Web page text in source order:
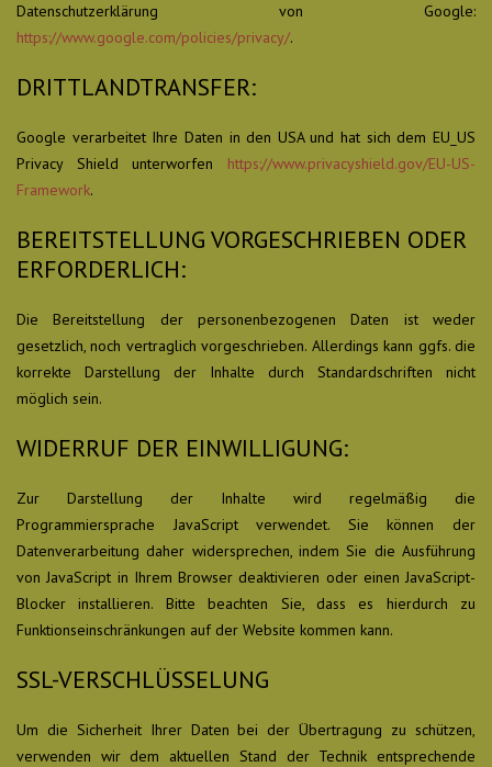
Datenschutzerklärung von Google:
https://www.google.com/policies/privacy/.
DRITTLANDTRANSFER:
Google verarbeitet Ihre Daten in den USA und hat sich dem EU_US
Privacy Shield unterworfen https://www.privacyshield.gov/EU-US-
Framework.
BEREITSTELLUNG VORGESCHRIEBEN ODER
ERFORDERLICH:
Die Bereitstellung der personenbezogenen Daten ist weder
gesetzlich, noch vertraglich vorgeschrieben. Allerdings kann ggfs. die
korrekte Darstellung der Inhalte durch Standardschriften nicht
möglich sein.
WIDERRUF DER EINWILLIGUNG:
Zur Darstellung der Inhalte wird regelmäßig die
Programmiersprache JavaScript verwendet. Sie können der
Datenverarbeitung daher widersprechen, indem Sie die Ausführung
von JavaScript in Ihrem Browser deaktivieren oder einen JavaScript-
Blocker installieren. Bitte beachten Sie, dass es hierdurch zu
Funktionseinschränkungen auf der Website kommen kann.
SSL-VERSCHLÜSSELUNG
Um die Sicherheit Ihrer Daten bei der Übertragung zu schützen,
verwenden wir dem aktuellen Stand der Technik entsprechende